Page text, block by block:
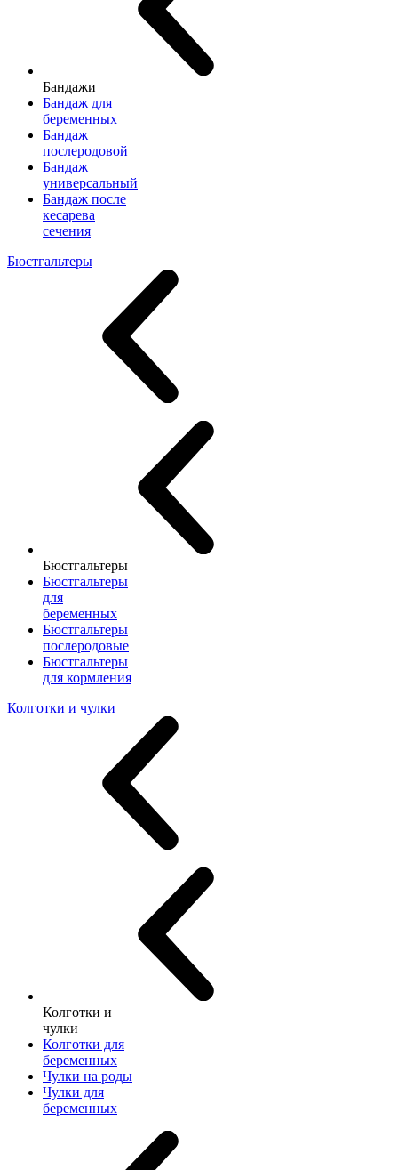
Бандажи
Бандаж для
беременных
Бандаж
послеродовой
Бандаж
универсальный
Бандаж после
кесарева
сечения
Бюстгальтеры
Бюстгальтеры
Бюстгальтеры
для
беременных
Бюстгальтеры
послеродовые
Бюстгальтеры
для кормления
Колготки и чулки
Колготки и
чулки
Колготки для
беременных
Чулки на роды
Чулки для
беременных